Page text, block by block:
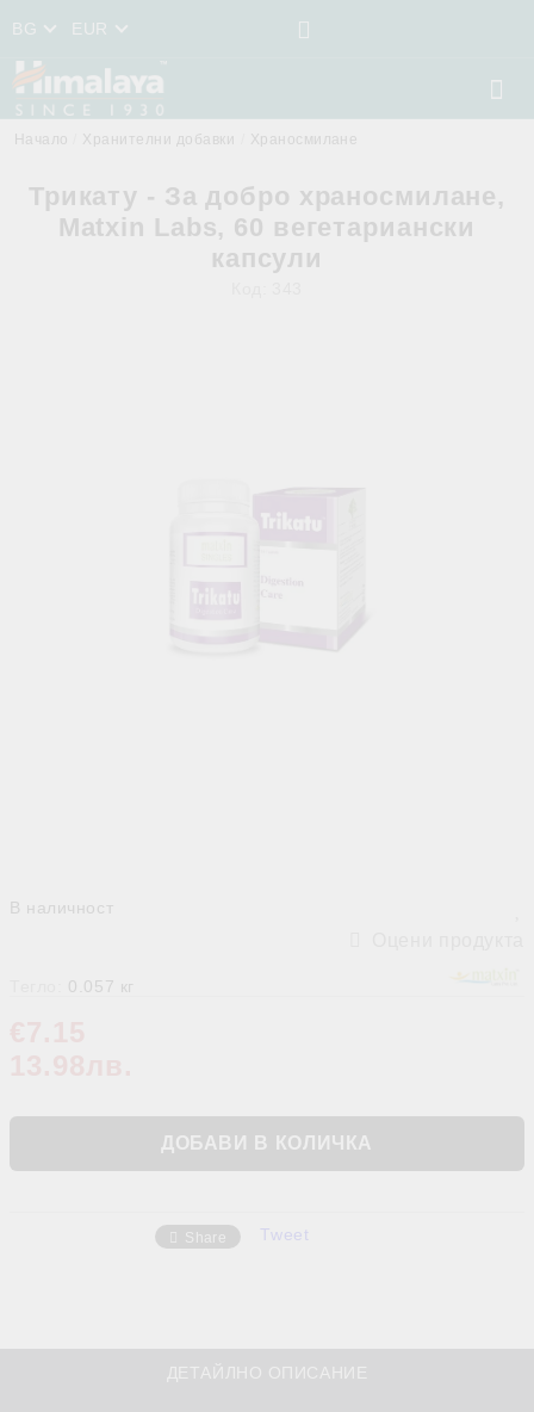
BG EUR
Начало Хранителни добавки Храносмилане
Трикату - За добро храносмилане,
Matxin Labs, 60 вегетариански
капсули
В наличност
0.057 кг
Share Tweet